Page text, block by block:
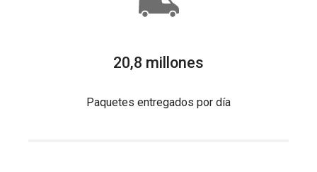
20,8 millones
Paquetes entregados por día